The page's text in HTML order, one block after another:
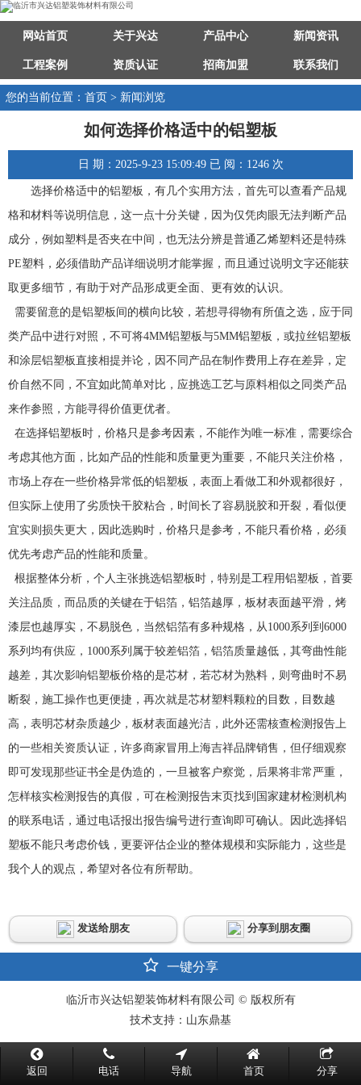
网站首页 关于兴达 产品中心 新闻资讯
工程案例 资质认证 招商加盟 联系我们
您的当前位置：首页 > 新闻浏览
如何选择价格适中的铝塑板
日 期：2025-9-23 15:09:49 已 阅：1246 次
选择价格适中的铝塑板，有几个实用方法，首先可以查看产品规
格和材料等说明信息，这一点十分关键，因为仅凭肉眼无法判断产品
成分，例如塑料是否夹在中间，也无法分辨是普通乙烯塑料还是特殊
PE塑料，必须借助产品详细说明才能掌握，而且通过说明文字还能获
取更多细节，有助于对产品形成更全面、更有效的认识。
需要留意的是铝塑板间的横向比较，若想寻得物有所值之选，应于同
类产品中进行对照，不可将4MM铝塑板与5MM铝塑板，或拉丝铝塑板
和涂层铝塑板直接相提并论，因不同产品在制作费用上存在差异，定
价自然不同，不宜如此简单对比，应挑选工艺与原料相似之同类产品
来作参照，方能寻得价值更优者。
在选择铝塑板时，价格只是参考因素，不能作为唯一标准，需要综合
考虑其他方面，比如产品的性能和质量更为重要，不能只关注价格，
市场上存在一些价格异常低的铝塑板，表面上看做工和外观都很好，
但实际上使用了劣质快干胶粘合，时间长了容易脱胶和开裂，看似便
宜实则损失更大，因此选购时，价格只是参考，不能只看价格，必须
优先考虑产品的性能和质量。
根据整体分析，个人主张挑选铝塑板时，特别是工程用铝塑板，首要
关注品质，而品质的关键在于铝箔，铝箔越厚，板材表面越平滑，烤
漆层也越厚实，不易脱色，当然铝箔有多种规格，从1000系列到6000
系列均有供应，1000系列属于较差铝箔，铝箔质量越低，其弯曲性能
越差，其次影响铝塑板价格的是芯材，若芯材为熟料，则弯曲时不易
断裂，施工操作也更便捷，再次就是芯材塑料颗粒的目数，目数越
高，表明芯材杂质越少，板材表面越光洁，此外还需核查检测报告上
的一些相关资质认证，许多商家冒用上海吉祥品牌销售，但仔细观察
即可发现那些证书全是伪造的，一旦被客户察觉，后果将非常严重，
怎样核实检测报告的真假，可在检测报告末页找到国家建材检测机构
的联系电话，通过电话报出报告编号进行查询即可确认。因此选择铝
塑板不能只考虑价钱，更要评估企业的整体规模和实际能力，这些是
我个人的观点，希望对各位有所帮助。
发送给朋友 分享到朋友圈
一键分享
临沂市兴达铝塑装饰材料有限公司 © 版权所有
技术支持：山东鼎基
返回 电话 导航 首页 分享